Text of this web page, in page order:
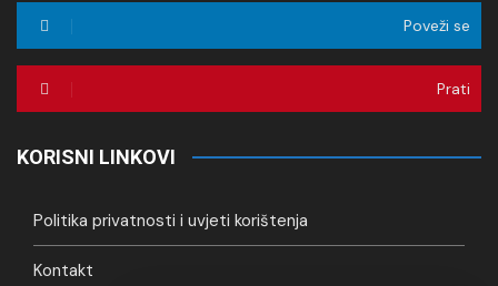
Poveži se
Prati
KORISNI LINKOVI
Politika privatnosti i uvjeti korištenja
Kontakt